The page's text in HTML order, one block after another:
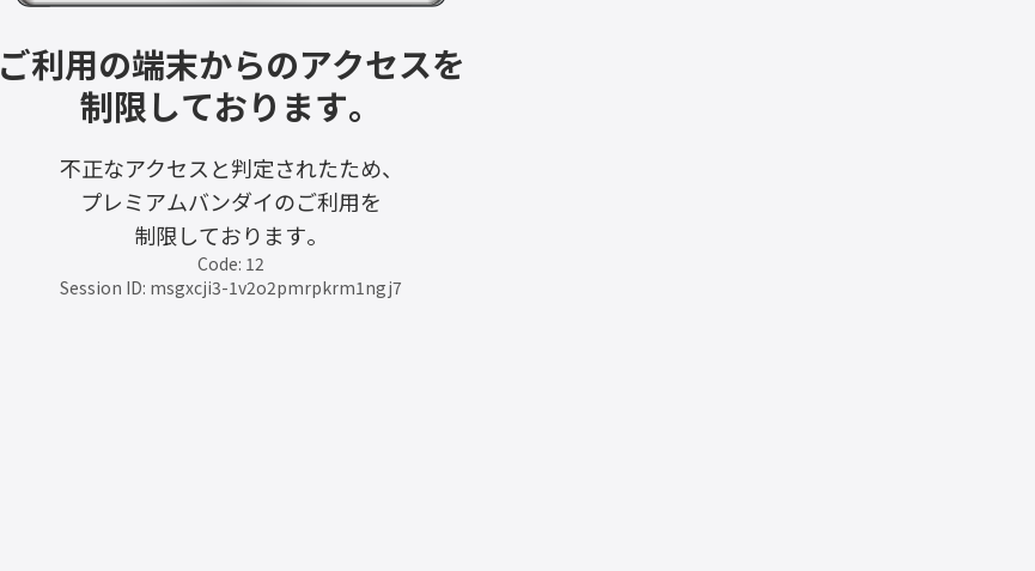
ご利用の端末からのアクセスを
制限しております。
不正なアクセスと判定されたため、
プレミアムバンダイのご利用を
制限しております。
Code: 12
Session ID: msgxcji3-1v2o2pmrpkrm1ngj7